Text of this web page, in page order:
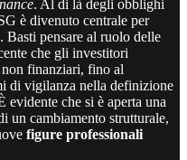
. Al di là degli obblighi
è divenuto centrale per
pensare al ruolo delle
che gli investitori
finanziari, fino al
di vigilanza nella definizione
evidente che si è aperta una
un cambiamento strutturale,
figure professionali